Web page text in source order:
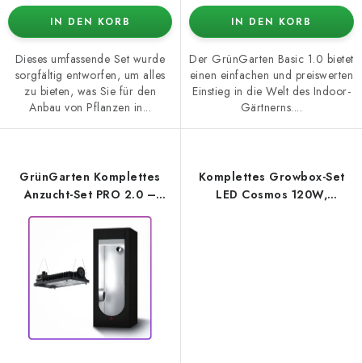
IN DEN KORB
Dieses umfassende Set wurde
sorgfältig entworfen, um alles
zu bieten, was Sie für den
Anbau von Pflanzen in...
IN DEN KORB
Der GrünGarten Basic 1.0 bietet
einen einfachen und preiswerten
Einstieg in die Welt des Indoor-
Gärtnerns....
GrünGarten Komplettes
Anzucht-Set PRO 2.0 –
Hydroshoot 60 + SANSI
Reflektor 100W
Komplettes Growbox-Set
LED Cosmos 120W,